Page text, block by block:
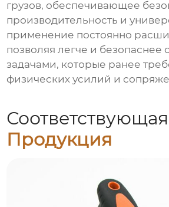
грузов, обеспечивающее
производительность и
применение постоянно
позволяя легче и безопаснее
задачами, которые ранее
физических усилий и
Соответствующая
Продукция